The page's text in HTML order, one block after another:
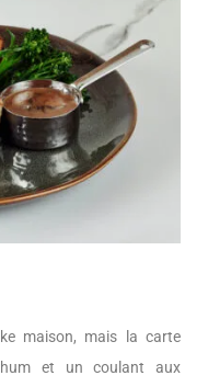
maison, mais la carte
et un coulant aux